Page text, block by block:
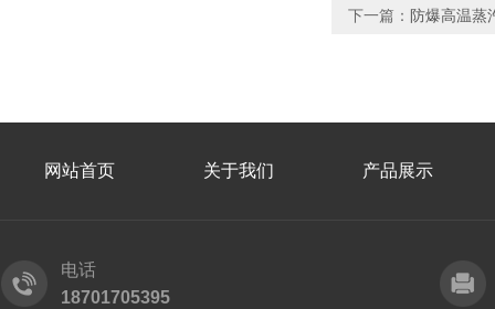
下一篇： 防爆高温蒸
网站首页 关于我们 产品展示
电话
18701705395